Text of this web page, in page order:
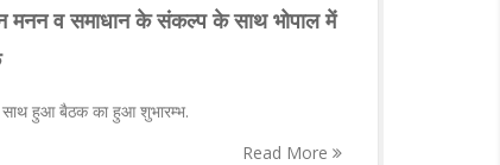
मनन व समाधान के संकल्प के साथ भोपाल में
हुआ बैठक का हुआ शुभारम्भ.
Read More